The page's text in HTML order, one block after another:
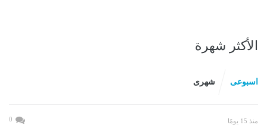
الأكثر شهرة
اسبوعى شهرى
منذ 15 يومًا 0